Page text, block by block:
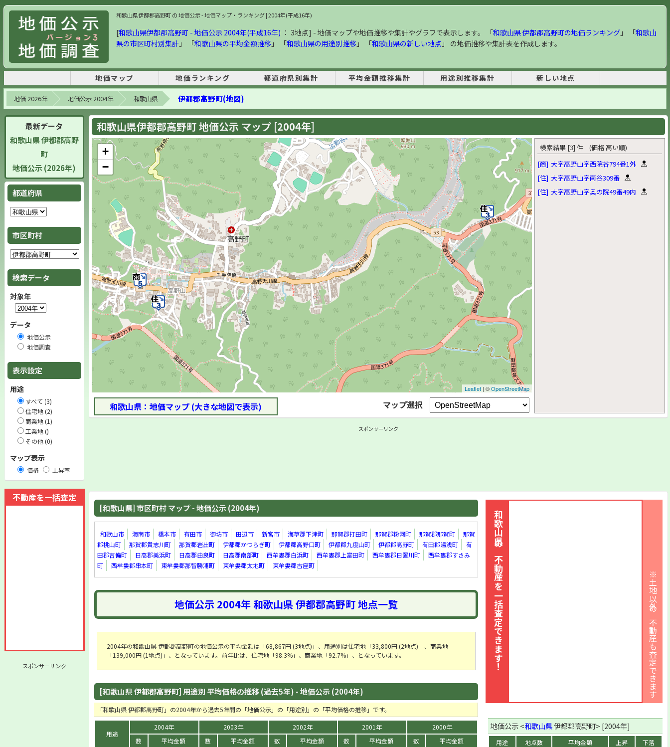
和歌山県伊都郡高野町 の 地価公示 - 地価マップ・ランキング | 2004年(平成16年)
[和歌山県伊都郡高野町 - 地価公示 2004年(平成16年) ： 3地点] - 地価マップや地価推移や集計やグラフで表示します。 「和歌山県 伊都郡高野町の地価ランキング」 「和歌山
県の市区町村別集計」 「和歌山県の平均金額推移」 「和歌山県の用途別推移」 「和歌山県の新しい地点 」 の地価推移や集計表を作成します。
地価マップ 地価ランキング 都道府県別集計 平均金額推移集計 用途別推移集計 新しい地点
地価 2026年 地価公示 2004年 和歌山県 伊都郡高野町(地図)
最新データ
和歌山県 伊都郡高野
町
地価公示 (2026年)
都道府県
市区町村
検索データ
対象年
データ
地価公示
地価調査
表示設定
用途
すべて (3)
住宅地 (2)
商業地 (1)
工業地 ()
その他 (0)
マップ表示
価格 上昇率
不動産を一括査定
スポンサーリンク
和歌山県伊都郡高野町 地価公示 マップ [2004年]
+
−
Leaflet| ©OpenStreetMap
和歌山県：地価マップ (大きな地図で表示) マップ選択
検索結果 [3] 件 (価格 高い順)
[商] 大字高野山字西院谷794番1外
[住] 大字高野山字南谷309番
[住] 大字高野山字奥の院49番49内
スポンサーリンク
[和歌山県] 市区町村 マップ - 地価公示 (2004年)
和歌山市 海南市 橋本市 有田市 御坊市 田辺市 新宮市 海草郡下津町 那賀郡打田町 那賀郡粉河町 那賀郡那賀町
那賀
郡桃山町
那賀郡貴志川町 那賀郡岩出町 伊都郡かつらぎ町 伊都郡高野口町 伊都郡九度山町 伊都郡高野町 有田郡湯浅町
有
田郡吉備町
日高郡美浜町 日高郡由良町 日高郡南部町 西牟婁郡白浜町 西牟婁郡上富田町 西牟婁郡日置川町
西牟婁郡すさみ
町
西牟婁郡串本町 東牟婁郡那智勝浦町 東牟婁郡太地町 東牟婁郡古座町
地価公示 2004年 和歌山県 伊都郡高野町 地点一覧
2004年の和歌山県 伊都郡高野町の地価公示の平均金額は「68,867円 (3地点)」、用途別は住宅地「33,800円 (2地点)」、商業地
「139,000円 (1地点)」、となっています。前年比は、住宅地「98.3%」、商業地「92.7%」、となっています。
[和歌山県 伊都郡高野町] 用途別 平均価格の推移 (過去5年) - 地価公示 (2004年)
「和歌山県 伊都郡高野町」の2004年から過去5年間の「地価公示」の「用途別」の「平均価格の推移」です。
用途
2004年 2003年 2002年 2001年
2000年
数
平均金額 数 平均金額 数 平均金額 数 平均金額 数
平均金額
和歌山県の不動産を一括査定できます！ ※土地以外の不動産も査定できます
地価公示 <和歌山県伊都郡高野町> [2004年]
用途 地点数 平均金額 上昇
下落